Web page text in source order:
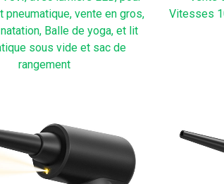
pneumatique, vente en gros,
Balle de yoga, et lit
sous vide et sac de
rangement
Vitesses